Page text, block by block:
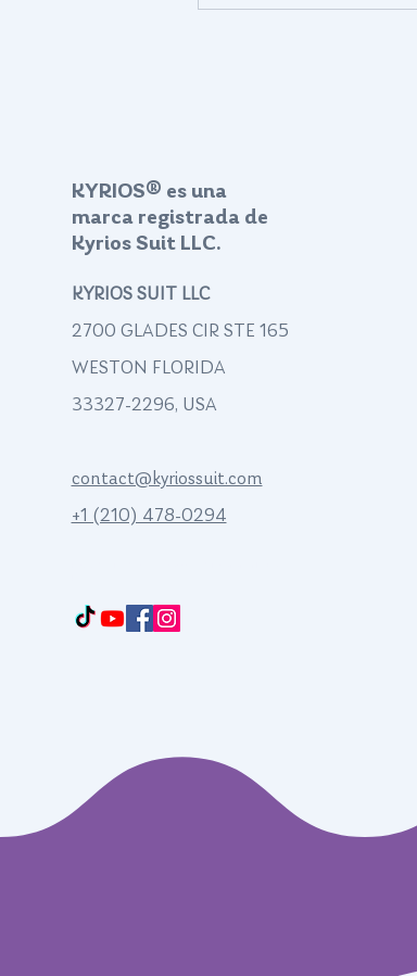
KYRIOS® es una
marca registrada de
Kyrios Suit LLC.
KYRIOS SUIT LLC
2700 GLADES CIR STE 165
WESTON FLORIDA
33327-2296, USA
contact@kyriossuit.com
+1 (210) 478-0294